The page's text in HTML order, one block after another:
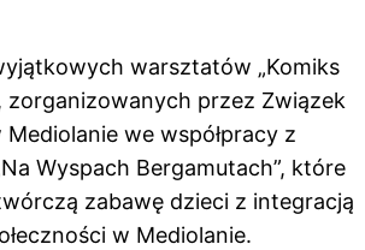
warsztatów „Komiks
zorganizowanych przez Związek
Mediolanie we współpracy z
Wyspach Bergamutach”, które
zabawę dzieci z integracją
w Mediolanie.